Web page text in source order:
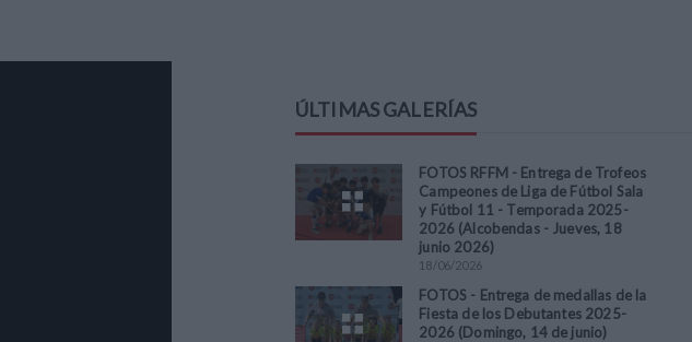
ÚLTIMAS GALERÍAS
FOTOS RFFM - Entrega de Trofeos
Campeones de Liga de Fútbol Sala
y Fútbol 11 - Temporada 2025-
2026 (Alcobendas - Jueves, 18
junio 2026)
18/06/2026
FOTOS - Entrega de medallas de la
Fiesta de los Debutantes 2025-
2026 (Domingo, 14 de junio)